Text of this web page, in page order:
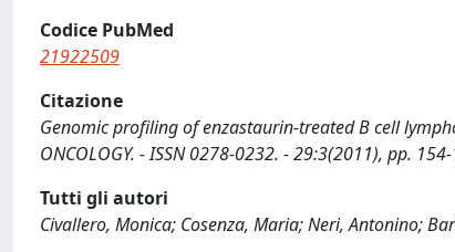
Codice PubMed
21922509
Citazione
Genomic profiling of enzastaurin-treated B cell
ONCOLOGY. - ISSN 0278-0232. - 29:3(2011), pp.
Tutti gli autori
Civallero, Monica; Cosenza, Maria; Neri, Antonino;